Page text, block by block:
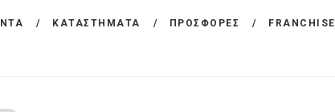
ΚΑΤΑΣΤΗΜΑΤΑ ΠΡΟΣΦΟΡΕΣ FRANCHISE
ΕΤΑΙΡΕΙΑ